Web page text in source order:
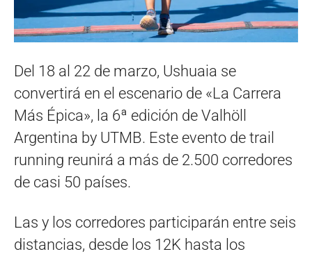
Del 18 al 22 de marzo, Ushuaia se
convertirá en el escenario de «La Carrera
Más Épica», la 6ª edición de Valhöll
Argentina by UTMB. Este evento de trail
running reunirá a más de 2.500 corredores
de casi 50 países.
Las y los corredores participarán entre seis
distancias, desde los 12K hasta los